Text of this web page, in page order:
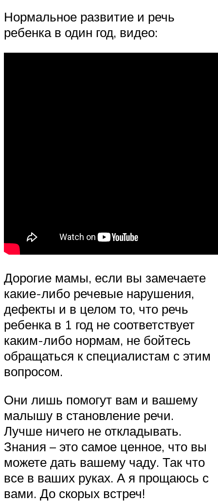
Нормальное развитие и речь
ребенка в один год, видео:
Дорогие мамы, если вы замечаете
какие-либо речевые нарушения,
дефекты и в целом то, что речь
ребенка в 1 год не соответствует
каким-либо нормам, не бойтесь
обращаться к специалистам с этим
вопросом.
Они лишь помогут вам и вашему
малышу в становление речи.
Лучше ничего не откладывать.
Знания – это самое ценное, что вы
можете дать вашему чаду. Так что
все в ваших руках. А я прощаюсь с
вами. До скорых встреч!